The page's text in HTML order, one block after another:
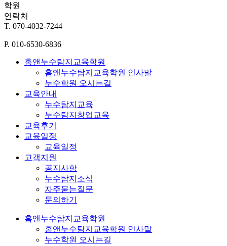
학원
연락처
T. 070-4032-7244
P. 010-6530-6836
홈앤누수탐지교육학원
홈앤누수탐지교육학원 인사말
누수학원 오시는길
교육안내
누수탐지교육
누수탐지창업교육
교육후기
교육일정
교육일정
고객지원
공지사항
누수탐지소식
자주묻는질문
문의하기
홈앤누수탐지교육학원
홈앤누수탐지교육학원 인사말
누수학원 오시는길